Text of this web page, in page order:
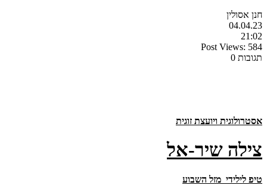
חנן אסולין
04.04.23
21:02
Post Views: 584
תגובות 0
אסטרולוגית ויועצת זוגית
צילה שיר-אל
טיפ לילידי מזל השבוע